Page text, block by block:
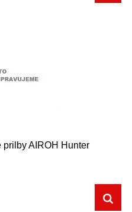
prilby AIROH Hunter